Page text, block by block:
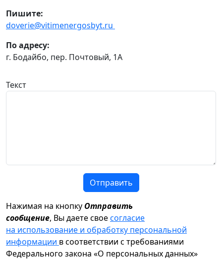
Пишите:
doverie@vitimenergosbyt.ru
По адресу:
г. Бодайбо, пер. Почтовый, 1А
Текст
Отправить
Нажимая на кнопку Отправить
сообщение, Вы даете своесогласие
на использование и обработку персональной
информации в соответствии с требованиями
Федерального закона «О персональных данных»